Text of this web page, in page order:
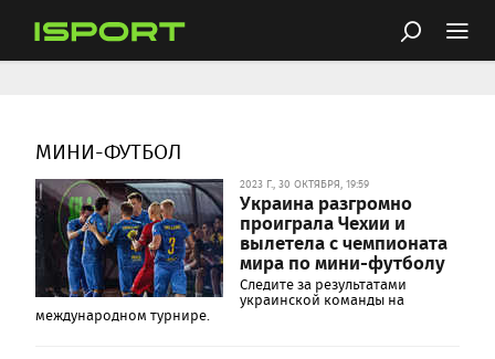
МИНИ-ФУТБОЛ
2023 Г., 30 ОКТЯБРЯ, 19:59
Украина разгромно
проиграла Чехии и
вылетела с чемпионата
мира по мини-футболу
Следите за результатами
украинской команды на
международном турнире.